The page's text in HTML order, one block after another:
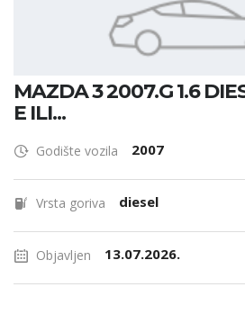
MAZDA 3 2007.G 1.6
E ILI...
Godište vozila 2007
Vrsta goriva diesel
Objavljen 13.07.2026.